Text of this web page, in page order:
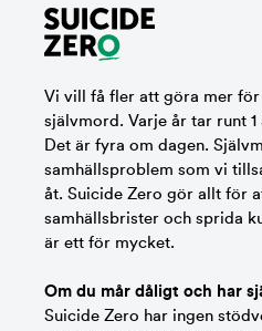
Vi vill få fler att göra mer för
självmord. Varje år tar runt
Det är fyra om dagen.
samhällsproblem som vi
åt. Suicide Zero gör allt för
samhällsbrister och sprida
är ett för mycket.
Om du mår dåligt och har
Suicide Zero har ingen